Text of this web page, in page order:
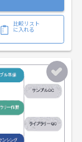
比較リスト
に入れる